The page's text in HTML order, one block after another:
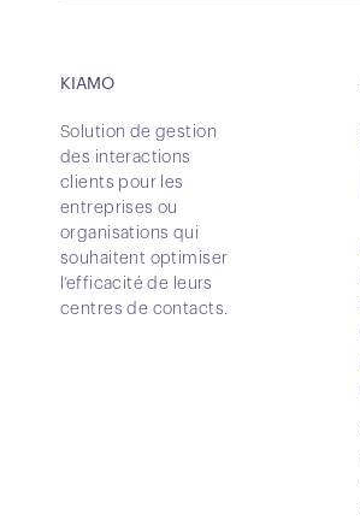
KIAMO
Solution de gestion
des interactions
clients pour les
entreprises ou
organisations qui
souhaitent optimiser
l’efficacité de leurs
centres de contacts.